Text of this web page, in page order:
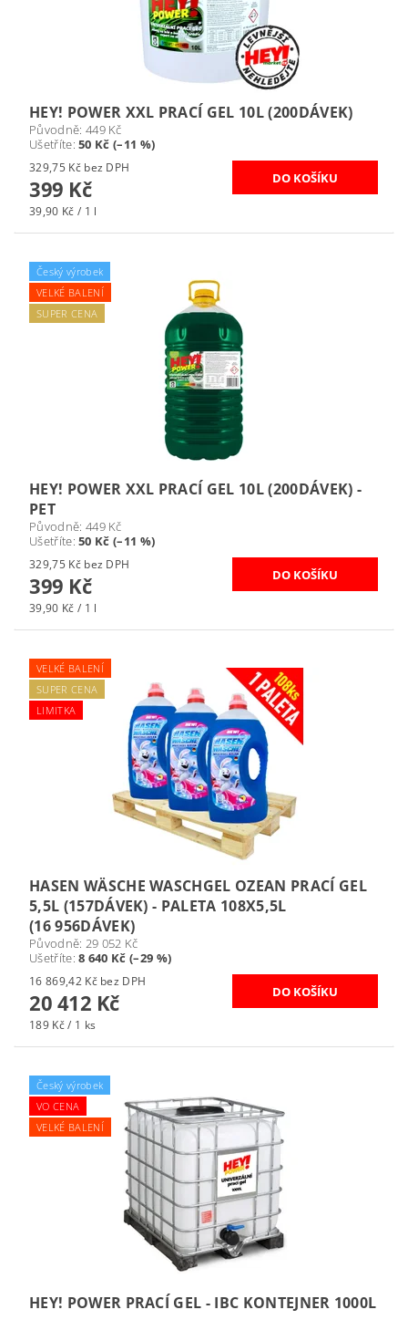
HEY! POWER XXL PRACÍ GEL 10L (200DÁVEK)
Původně: 449 Kč
Ušetříte:50 Kč (–11 %)
329,75 Kč bez DPH
399 Kč
39,90 Kč / 1 l
Český výrobek
VELKÉ BALENÍ
SUPER CENA
HEY! POWER XXL PRACÍ GEL 10L (200DÁVEK) -
PET
Původně: 449 Kč
Ušetříte:50 Kč (–11 %)
329,75 Kč bez DPH
399 Kč
39,90 Kč / 1 l
VELKÉ BALENÍ
SUPER CENA
LIMITKA
HASEN WÄSCHE WASCHGEL OZEAN PRACÍ GEL
5,5L (157DÁVEK) - PALETA 108X5,5L
(16 956DÁVEK)
Původně: 29 052 Kč
Ušetříte:8 640 Kč (–29 %)
16 869,42 Kč bez DPH
20 412 Kč
189 Kč / 1 ks
Český výrobek
VO CENA
VELKÉ BALENÍ
HEY! POWER PRACÍ GEL - IBC KONTEJNER 1000L